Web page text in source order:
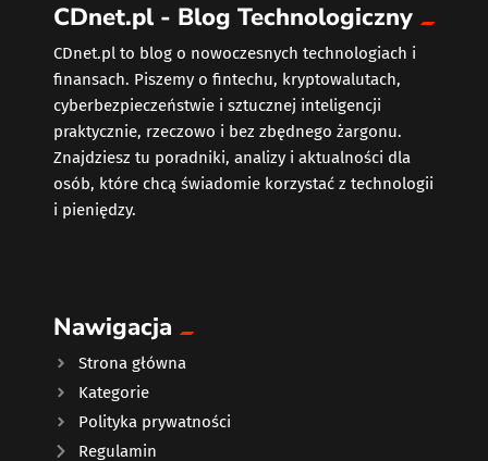
CDnet.pl - Blog Technologiczny
CDnet.pl to blog o nowoczesnych technologiach i
finansach. Piszemy o fintechu, kryptowalutach,
cyberbezpieczeństwie i sztucznej inteligencji
praktycznie, rzeczowo i bez zbędnego żargonu.
Znajdziesz tu poradniki, analizy i aktualności dla
osób, które chcą świadomie korzystać z technologii
i pieniędzy.
Nawigacja
Strona główna
Kategorie
Polityka prywatności
Regulamin